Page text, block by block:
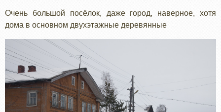
Очень большой посёлок, даже город, наверное, хотя
дома в основном двухэтажные деревянные